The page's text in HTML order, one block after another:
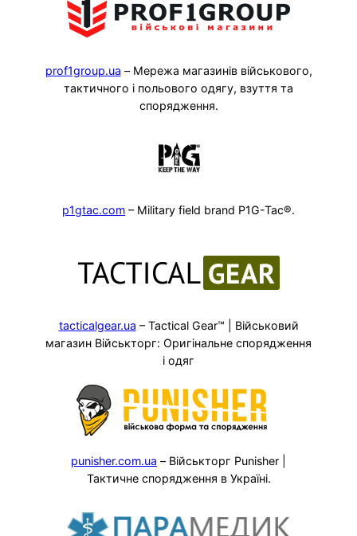
prof1group.ua – Мережа магазинів військового,
тактичного і польового одягу, взуття та
спорядження.
p1gtac.com – Military field brand P1G-Tac®.
tacticalgear.ua – Tactical Gear™ | Військовий
магазин Військторг: Оригінальне спорядження
і одяг
punisher.com.ua – Військторг Punisher |
Тактичне спорядження в Україні.